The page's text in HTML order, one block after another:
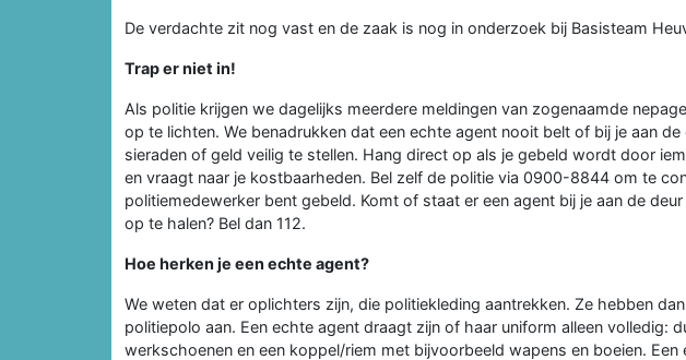
De verdachte zit nog vast en de zaak is nog in onderzoek bij Basisteam
Trap er niet in!
Als politie krijgen we dagelijks meerdere meldingen van zogenaamde
op te lichten. We benadrukken dat een echte agent nooit belt of bij je aan
sieraden of geld veilig te stellen. Hang direct op als je gebeld wordt door
en vraagt naar je kostbaarheden. Bel zelf de politie via 0900-8844 om te
politiemedewerker bent gebeld. Komt of staat er een agent bij je aan de
op te halen? Bel dan 112.
Hoe herken je een echte agent?
We weten dat er oplichters zijn, die politiekleding aantrekken. Ze hebben
politiepolo aan. Een echte agent draagt zijn of haar uniform alleen volledig:
werkschoenen en een koppel/riem met bijvoorbeeld wapens en boeien.